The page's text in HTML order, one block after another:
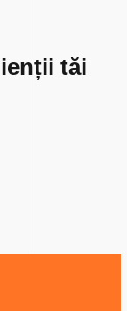
tăi